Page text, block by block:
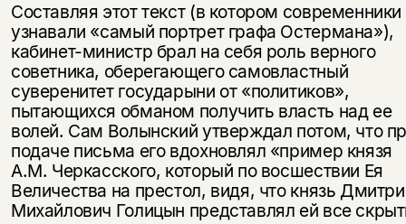
Составляя этот текст (в котором современники
узнавали «самый портрет графа Остермана»),
кабинет-министр брал на себя роль верного
советника, оберегающего самовластный
суверенитет государыни от «политиков»,
пытающихся обманом получить власть над ее
волей. Сам Волынский утверждал потом, что
подаче письма его вдохновлял «пример князя
А.М. Черкасского, который по восшествии Ея
Величества на престол, видя, что князь
Михайлович Голицын представлял ей все